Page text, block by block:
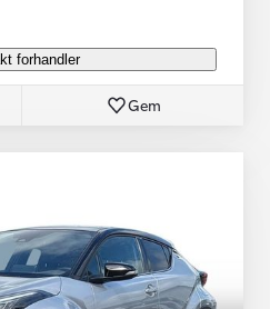
forhandler
Gem